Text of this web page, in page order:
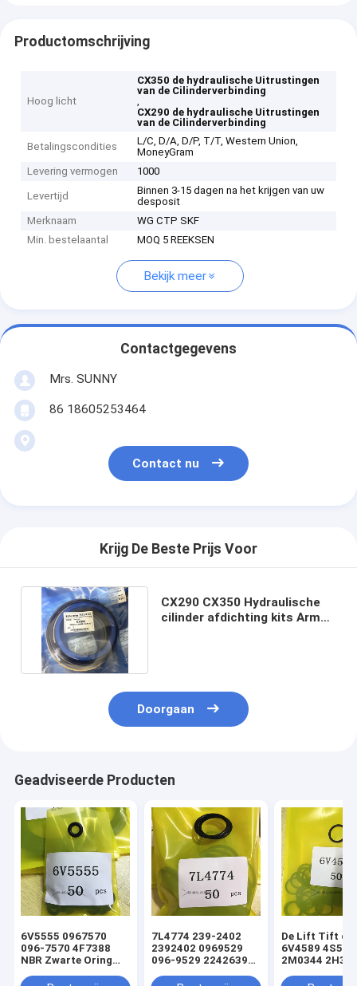
Productomschrijving
Hoog licht
CX350 de hydraulische Uitrustingen
van de Cilinderverbinding
,
CX290 de hydraulische Uitrustingen
van de Cilinderverbinding
Betalingscondities
L/C, D/A, D/P, T/T, Western Union,
MoneyGram
Levering vermogen
1000
Levertijd
Binnen 3-15 dagen na het krijgen van uw
desposit
Merknaam
WG CTP SKF
Min. bestelaantal
MOQ 5 REEKSEN
Bekijk meer
Contactgegevens
Mrs. SUNNY
86 18605253464
Contact nu
Krijg De Beste Prijs Voor
CX290 CX350 Hydraulische
cilinder afdichting kits Arm
Doorgaan
Geadviseerde Producten
6V5555 0967570
096-7570 4F7388
NBR Zwarte Oring
7L4774 239-2402
2392402 0969529
096-9529 2242639
De Lift Tift die
6V4589
2M0344